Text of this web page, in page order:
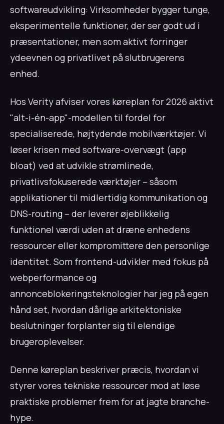
softwareudvikling: Virksomheder bygger tunge,
eksperimentelle funktioner, der ser godt ud i
præsentationer, men som aktivt forringer
ydeevnen og privatlivet på slutbrugerens
enhed.
Hos Verity afviser vores køreplan for 2026 aktivt
"alt-i-én-app"-modellen til fordel for
specialiserede, højtydende mobilværktøjer. Vi
løser krisen med software-overvægt (app
bloat) ved at udvikle strømlinede,
privatlivsfokuserede værktøjer – såsom
applikationer til midlertidig kommunikation og
DNS-routing – der leverer øjeblikkelig
funktionel værdi uden at dræne enhedens
ressourcer eller kompromittere den personlige
identitet. Som frontend-udvikler med fokus på
webperformance og
annonceblokeringsteknologier har jeg på egen
hånd set, hvordan dårlige arkitektoniske
beslutninger forplanter sig til elendige
brugeroplevelser.
Denne køreplan beskriver præcis, hvordan vi
styrer vores tekniske ressourcer mod at løse
praktiske problemer frem for at jagte branche-
hype.